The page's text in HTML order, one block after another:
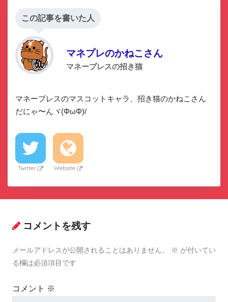
この記事を書いた人
マネプレのかねこさん
マネープレスの招き猫
マネープレスのマスコットキャラ、招き猫のかねこさん
だにゃ〜んヾ(ΦωΦ)/
Twitter Website
コメントを残す
メールアドレスが公開されることはありません。 ※ が付いてい
る欄は必須項目です
コメント ※